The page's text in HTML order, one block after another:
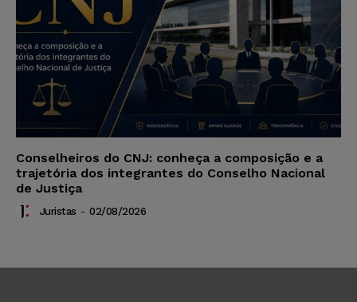
Conselheiros do CNJ: conheça a composição e a
trajetória dos integrantes do Conselho Nacional
de Justiça
Juristas - 02/08/2026